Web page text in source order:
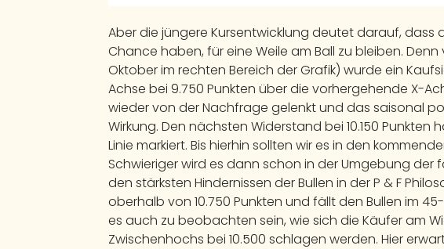
Aber die jüngere Kursentwicklung deutet darauf, dass
Chance haben, für eine Weile am Ball zu bleiben.
Oktober im rechten Bereich der Grafik) wurde ein
Achse bei 9.750 Punkten über die vorhergehende X-
wieder von der Nachfrage gelenkt und das saisonal
Wirkung. Den nächsten Widerstand bei 10.150
Linie markiert. Bis hierhin sollten wir es in den
Schwieriger wird es dann schon in der Umgebung der
den stärksten Hindernissen der Bullen in der P & F
oberhalb von 10.750 Punkten und fällt den Bullen im
es auch zu beobachten sein, wie sich die Käufer am
Zwischenhochs bei 10.500 schlagen werden. Hier